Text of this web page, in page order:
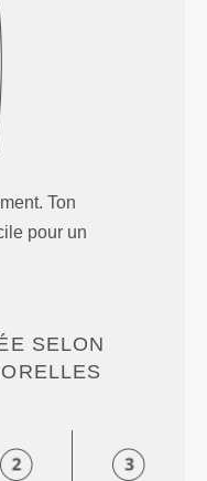
Ton
pour un
SELON